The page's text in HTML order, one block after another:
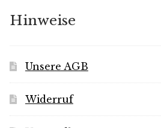
Hinweise
Unsere AGB
Widerruf